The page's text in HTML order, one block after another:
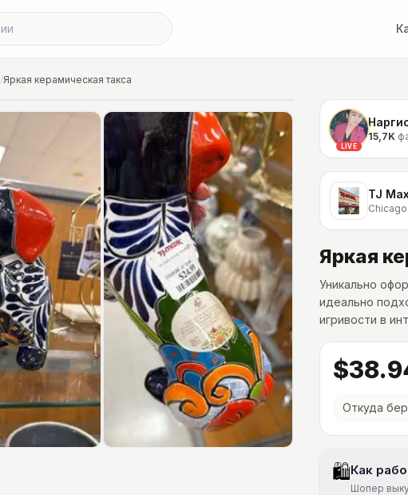
/Яркая керамическая такса
LIVE
15,7K
TJ
Chicago
Яркая
Уникально
идеально
игривости в
Откуда
🛍Как
Шопер